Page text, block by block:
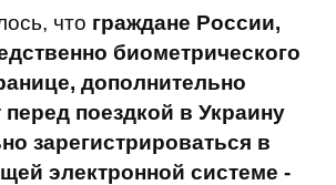
что граждане России,
биометрического
дополнительно
поездкой в Украину
зарегистрироваться в
электронной системе -